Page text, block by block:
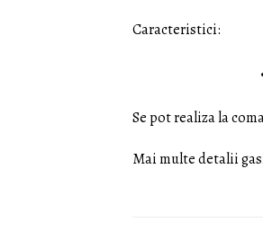
Caracteristici:
Se pot realiza la
Mai multe detalii